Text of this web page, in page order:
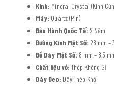
Kính: Mineral Crystal (Kính
Máy: Quartz (Pin)
Bảo Hành Quốc Tế: 2 Năm
Đường Kính Mặt Số: 28 mm –
Bề Dày Mặt Số: 8 mm – 8,5
Chất liệu vỏ: Thép Không Gỉ
Dây Đeo: Dây Thép Khối